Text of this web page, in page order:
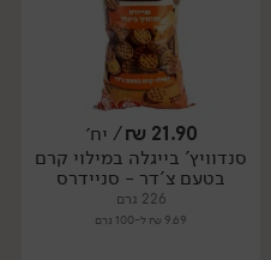
יח׳
21.90
₪/ יח׳
סנדוויץ' בייגלה במילוי קרם
בטעם צ'דר - סניידרס
226 גרם
9.69 ₪ ל-100 גרם